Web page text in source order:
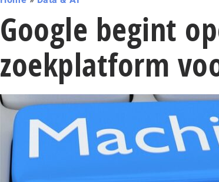
Google begint
zoekplatform